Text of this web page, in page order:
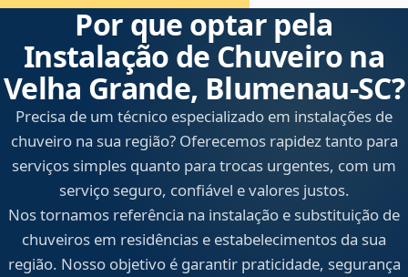
Por que optar pela
Instalação de Chuveiro na
Velha Grande, Blumenau‑SC?
Precisa de um técnico especializado em instalações de
chuveiro na sua região? Oferecemos rapidez tanto para
serviços simples quanto para trocas urgentes, com um
serviço seguro, confiável e valores justos.
Nos tornamos referência na instalação e substituição de
chuveiros em residências e estabelecimentos da sua
região. Nosso objetivo é garantir praticidade, segurança